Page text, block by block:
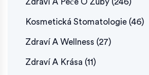
Kosmetická Stomatologie (46)
Zdraví A Wellness (27)
Zdraví A Krása (11)